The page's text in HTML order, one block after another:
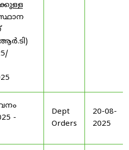
-
Dept
Orders
20-08-
2025